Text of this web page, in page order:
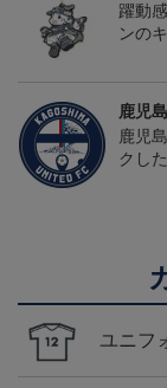
躍動
ンの
鹿児島
鹿児
クし
ユニフ